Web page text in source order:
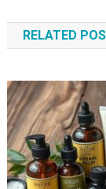
wpisu
RELATED